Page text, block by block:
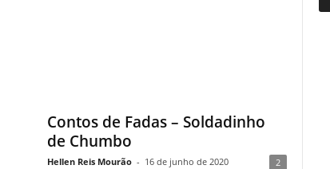
Contos de Fadas – Soldadinho
de Chumbo
Hellen Reis Mourão - 16 de junho de 2020 2